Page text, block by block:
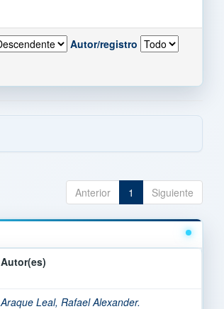
Autor/registro
Anterior 1 Siguiente
Autor(es)
Araque Leal, Rafael Alexander.